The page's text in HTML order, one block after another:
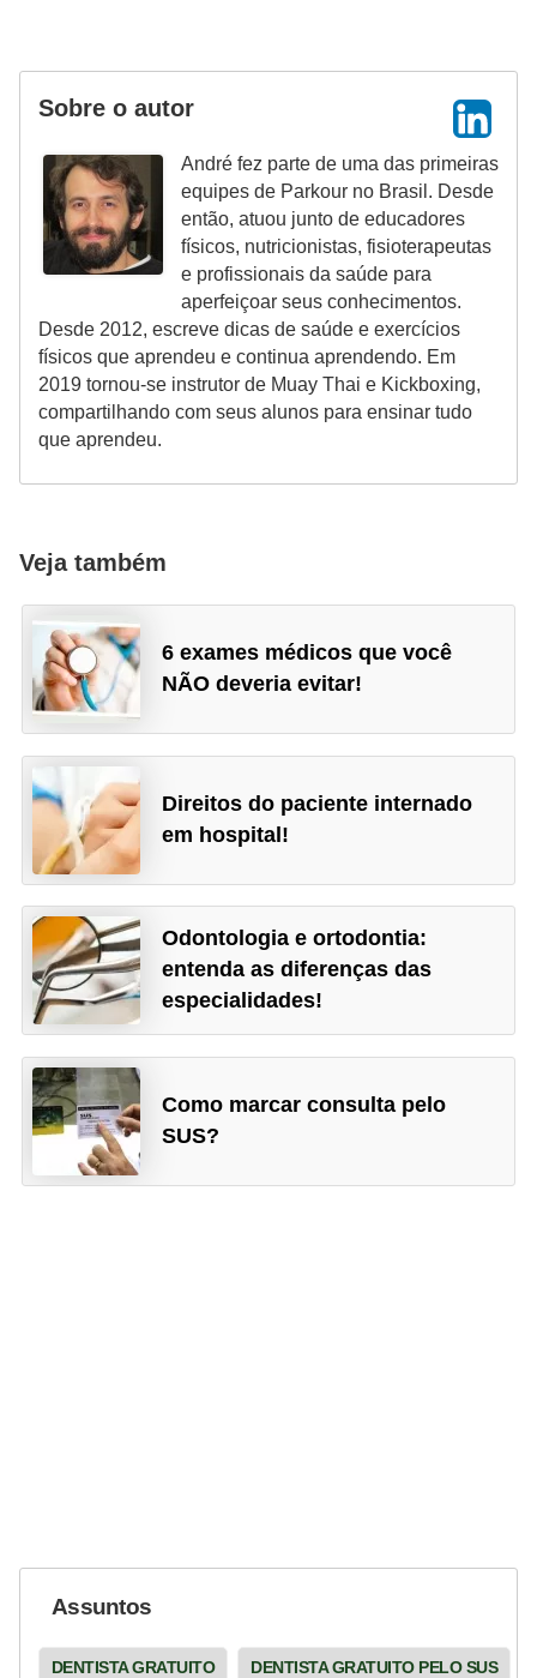
Sobre o autor
André fez parte de uma das primeiras
equipes de Parkour no Brasil. Desde
então, atuou junto de educadores
físicos, nutricionistas, fisioterapeutas
e profissionais da saúde para
aperfeiçoar seus conhecimentos.
Desde 2012, escreve dicas de saúde e exercícios
físicos que aprendeu e continua aprendendo. Em
2019 tornou-se instrutor de Muay Thai e Kickboxing,
compartilhando com seus alunos para ensinar tudo
que aprendeu.
Veja também
6 exames médicos que você
NÃO deveria evitar!
Direitos do paciente internado
em hospital!
Odontologia e ortodontia:
entenda as diferenças das
especialidades!
Como marcar consulta pelo
SUS?
Assuntos
DENTISTA GRATUITO DENTISTA GRATUITO PELO SUS